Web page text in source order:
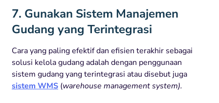
7. Gunakan Sistem Manajemen
Gudang yang Terintegrasi
Cara yang paling efektif dan efisien terakhir sebagai
solusi kelola gudang adalah dengan penggunaan
sistem gudang yang terintegrasi atau disebut juga
sistem WMS (warehouse management system).